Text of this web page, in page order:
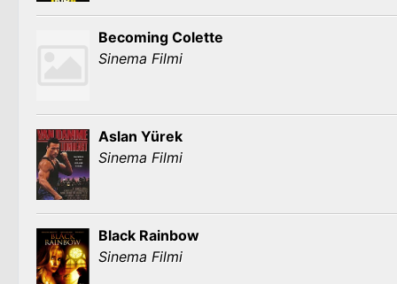
Becoming Colette
Sinema Filmi
Aslan Yürek
Sinema Filmi
Black Rainbow
Sinema Filmi